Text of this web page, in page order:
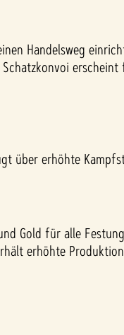
Handelsweg
über erhöhte
Gold für alle
erhöhte